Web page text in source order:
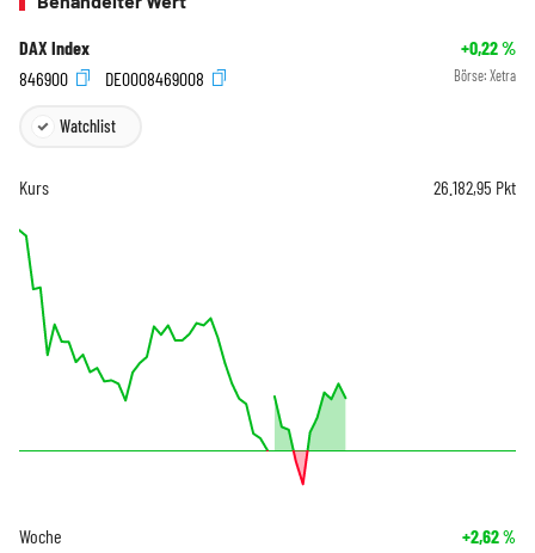
DAX Index +0,22%
846900
DE0008469008 Börse: Xetra
Watchlist
Kurs 26.182,95 Pkt
Woche +2,62%